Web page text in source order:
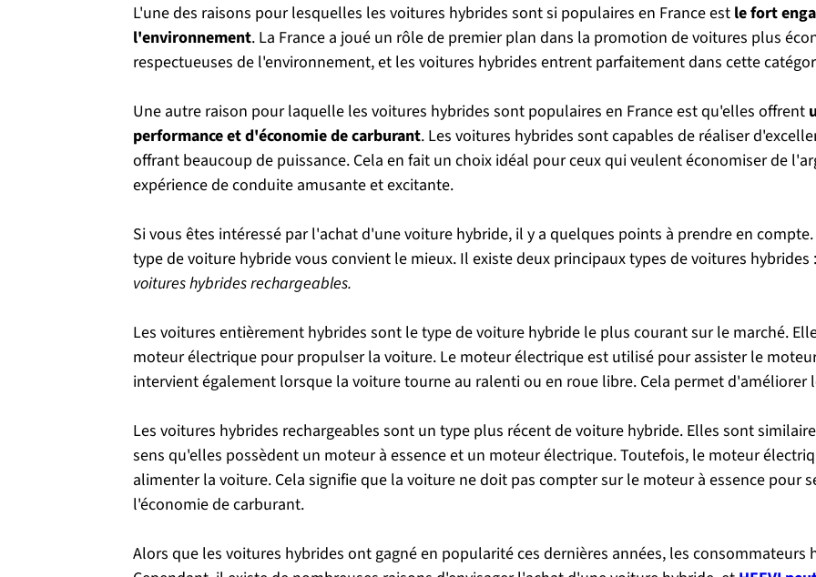
L'une des raisons pour lesquelles les voitures hybrides sont si populaires en France est le fort
l'environnement. La France a joué un rôle de premier plan dans la promotion de voitures plus
respectueuses de l'environnement, et les voitures hybrides entrent parfaitement dans cette
Une autre raison pour laquelle les voitures hybrides sont populaires en France est qu'elles offrent
performance et d'économie de carburant. Les voitures hybrides sont capables de réaliser
offrant beaucoup de puissance. Cela en fait un choix idéal pour ceux qui veulent économiser de
expérience de conduite amusante et excitante.
Si vous êtes intéressé par l'achat d'une voiture hybride, il y a quelques points à prendre en
type de voiture hybride vous convient le mieux. Il existe deux principaux types de voitures hybrides :
voitures hybrides rechargeables.
Les voitures entièrement hybrides sont le type de voiture hybride le plus courant sur le marché.
moteur électrique pour propulser la voiture. Le moteur électrique est utilisé pour assister le
intervient également lorsque la voiture tourne au ralenti ou en roue libre. Cela permet d'améliorer
Les voitures hybrides rechargeables sont un type plus récent de voiture hybride. Elles sont
sens qu'elles possèdent un moteur à essence et un moteur électrique. Toutefois, le moteur
alimenter la voiture. Cela signifie que la voiture ne doit pas compter sur le moteur à essence pour
l'économie de carburant.
Alors que les voitures hybrides ont gagné en popularité ces dernières années, les consommateurs